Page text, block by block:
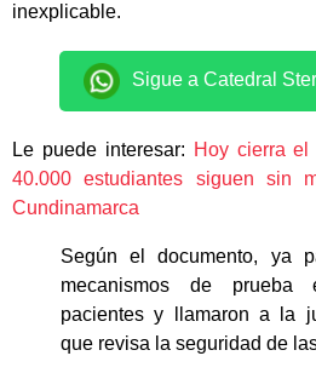
inexplicable.
Sigue a Catedral
Le puede interesar: Hoy cierra
40.000 estudiantes siguen sin
Cundinamarca
Según el documento, ya
mecanismos de prueba
pacientes y llamaron a la
que revisa la seguridad de